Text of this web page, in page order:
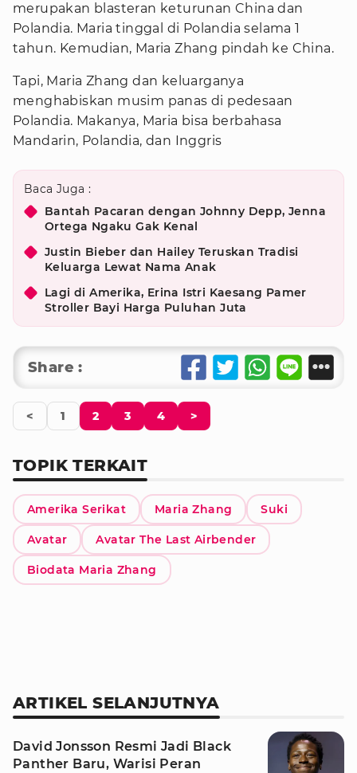
merupakan blasteran keturunan China dan
Polandia. Maria tinggal di Polandia selama 1
tahun. Kemudian, Maria Zhang pindah ke China.
Tapi, Maria Zhang dan keluarganya
menghabiskan musim panas di pedesaan
Polandia. Makanya, Maria bisa berbahasa
Mandarin, Polandia, dan Inggris
Baca Juga :
Bantah Pacaran dengan Johnny Depp, Jenna
Ortega Ngaku Gak Kenal
Justin Bieber dan Hailey Teruskan Tradisi
Keluarga Lewat Nama Anak
Lagi di Amerika, Erina Istri Kaesang Pamer
Stroller Bayi Harga Puluhan Juta
Share :
< 1 2 3 4 >
TOPIK TERKAIT
Amerika Serikat Maria Zhang Suki
Avatar Avatar The Last Airbender
Biodata Maria Zhang
ARTIKEL SELANJUTNYA
David Jonsson Resmi Jadi Black
Panther Baru, Warisi Peran